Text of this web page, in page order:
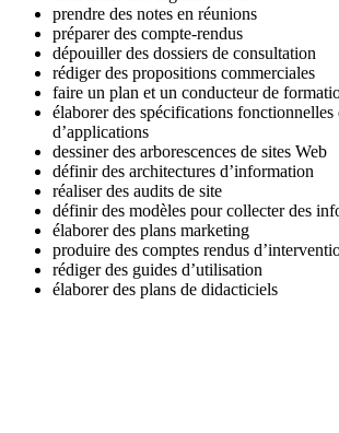
prendre des notes en réunions
préparer des compte-rendus
dépouiller des dossiers de consultation
rédiger des propositions commerciales
faire un plan et un conducteur de
élaborer des spécifications fonctionnelles
d’applications
dessiner des arborescences de sites Web
définir des architectures d’information
réaliser des audits de site
définir des modèles pour collecter des
élaborer des plans marketing
produire des comptes rendus
rédiger des guides d’utilisation
élaborer des plans de didacticiels